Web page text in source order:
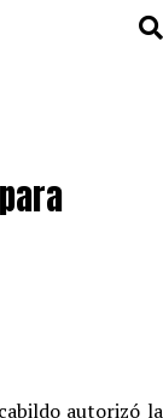
autorizó la